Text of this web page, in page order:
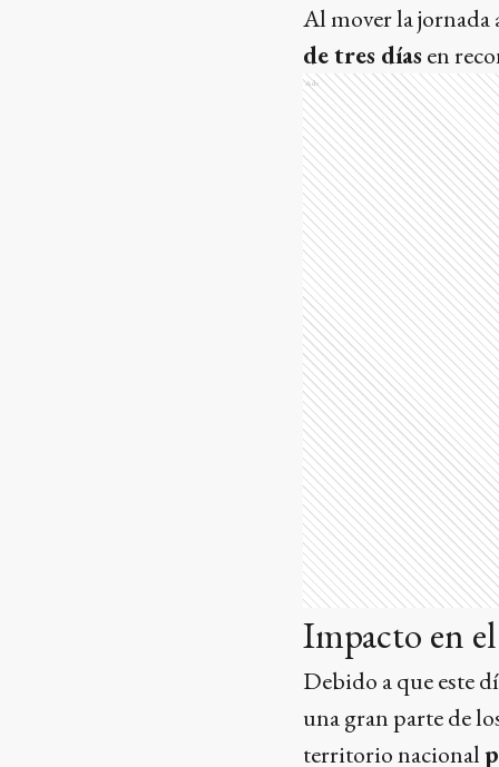
Al mover la jornada
de tres días en
Ads
Impacto en
Debido a que este
una gran parte de
territorio nacional